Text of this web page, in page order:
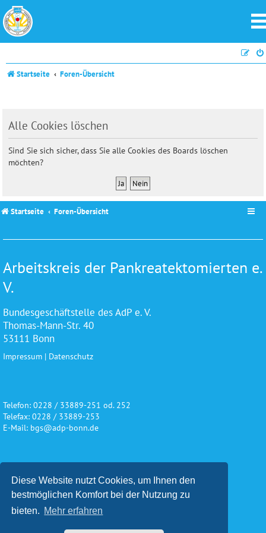
Diese Website nutzt Cookies, um Ihnen den
bestmöglichen Komfort bei der Nutzung zu
bieten. Mehr erfahren
Startseite Foren-Übersicht
Alle Cookies löschen
Sind Sie sich sicher, dass Sie alle Cookies des Boards löschen
möchten?
Startseite Foren-Übersicht
Arbeitskreis der Pankreatektomierten e.
V.
Bundesgeschäftstelle des AdP e. V.
Thomas-Mann-Str. 40
53111 Bonn
Impressum | Datenschutz
Telefon: 0228 / 33889-251 od. 252
Telefax: 0228 / 33889-253
E-Mail: bgs@adp-bonn.de
Wir danken für die freundliche
Unterstützung und Förderung